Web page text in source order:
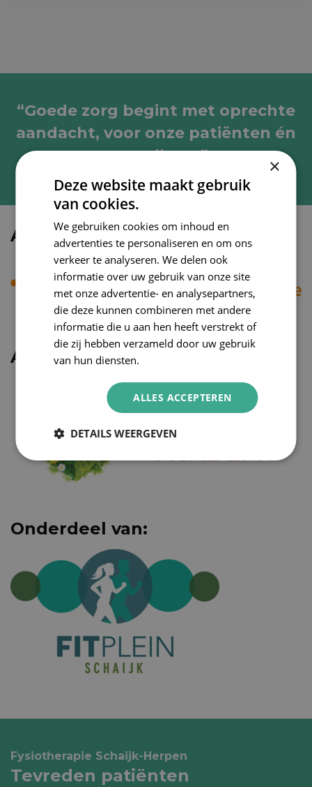
“Goede zorg begint met oprechte
aandacht, voor onze patiënten én
voor elkaar.”
Aangesloten bij KNGF
Aangesloten bij WITTEMEER
Onderdeel van:
Fysiotherapie Schaijk-Herpen
Tevreden patiënten
×
Deze website maakt gebruik
van cookies.
We gebruiken cookies om inhoud en
advertenties te personaliseren en om ons
verkeer te analyseren. We delen ook
informatie over uw gebruik van onze site
met onze advertentie- en analysepartners,
die deze kunnen combineren met andere
informatie die u aan hen heeft verstrekt of
die zij hebben verzameld door uw gebruik
van hun diensten.
ALLES ACCEPTEREN
DETAILS WEERGEVEN